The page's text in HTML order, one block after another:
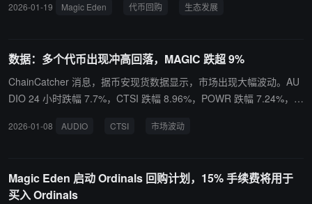
质押权重分发给 ME 的质押者。 原有的“仅限市场交易手续费”的 ME
动）将于 3 月开放奖励需在 90 天内完成申领。
2026-01-19 Magic Eden 代币回购 生态发展
数据：多个代币出现冲高回落，MAGIC 跌超 9%
ChainCatcher 消息，据币安现货数据显示，市场出现大幅波动。AU
DIO 24 小时跌幅 7.7%，CTSI 跌幅 8.96%，POWR 跌幅 7.24%，S
现“冲高回落”状态。同时，FXS 在 5 分钟内小幅上涨 3.2%。
2026-01-08 AUDIO CTSI 市场波动
Magic Eden 启动 Ordinals 回购计划，15% 手续费将用于
买入 Ordinals